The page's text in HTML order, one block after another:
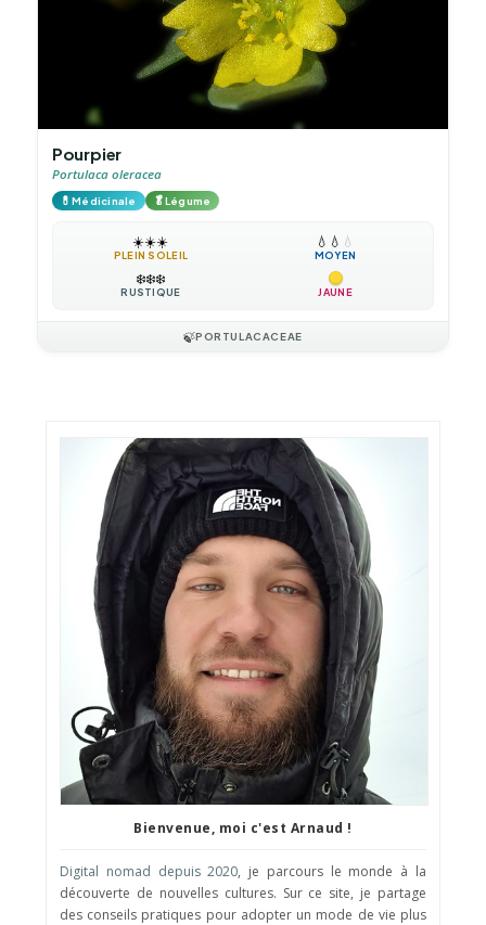
Pourpier
Portulaca oleracea
💊Médicinale 🥬Légume
☀️☀️☀️
PLEIN SOLEIL
💧 💧 💧
MOYEN
❄️❄️❄️
RUSTIQUE JAUNE
🍃PORTULACACEAE
Bienvenue, moi c'est Arnaud !
Digital nomad depuis 2020, je parcours le monde à la
découverte de nouvelles cultures. Sur ce site, je partage
des conseils pratiques pour adopter un mode de vie plus